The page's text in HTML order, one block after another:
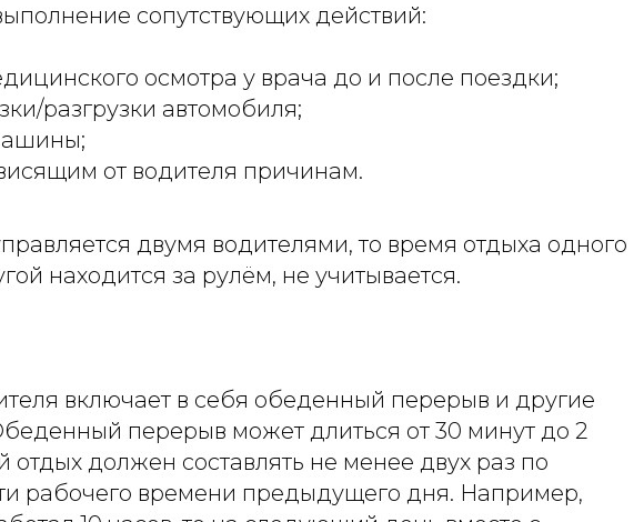
сопутствующих действий:
осмотра у врача до и после поездки;
разгрузки автомобиля;
от водителя причинам.
двумя водителями, то время отдыха одного
находится за рулём, не учитывается.
включает в себя обеденный перерыв и другие
перерыв может длиться от 30 минут до 2
должен составлять не менее двух раз по
рабочего времени предыдущего дня. Например,